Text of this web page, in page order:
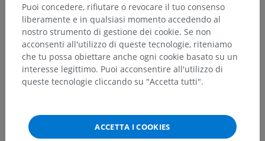
Puoi concedere, rifiutare o revocare il tuo consenso
liberamente e in qualsiasi momento accedendo al
nostro strumento di gestione dei cookie. Se non
acconsenti all'utilizzo di queste tecnologie, riteniamo
che tu possa obiettare anche ogni cookie basato su un
interesse legittimo. Puoi acconsentire all'utilizzo di
queste tecnologie cliccando su "Accetta tutti".
ACCETTA I COOKIES